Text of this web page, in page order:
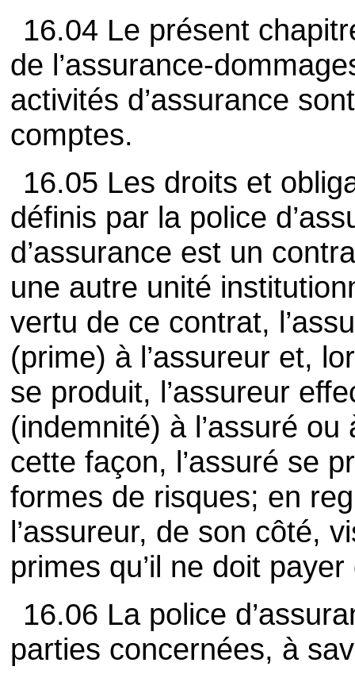
16.04 Le présent
de l’assurance-
activités d’assurance
comptes.
16.05 Les droits et
définis par la police
d’assurance est un
une autre unité
vertu de ce contrat,
(prime) à l’assureur et,
se produit, l’assureur
(indemnité) à l’assuré
cette façon, l’assuré se
formes de risques; en
l’assureur, de son côté,
primes qu’il ne doit payer
16.06 La police
parties concernées, à